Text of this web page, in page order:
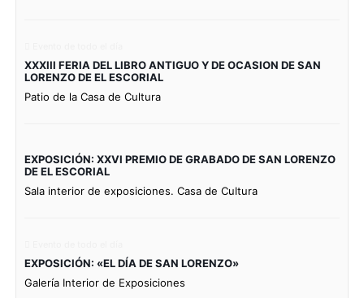
XXXIII FERIA DEL LIBRO ANTIGUO Y DE OCASION DE SAN
LORENZO DE EL ESCORIAL
Patio de la Casa de Cultura
EXPOSICIÓN: XXVI PREMIO DE GRABADO DE SAN LORENZO
DE EL ESCORIAL
Sala interior de exposiciones. Casa de Cultura
EXPOSICIÓN: «EL DÍA DE SAN LORENZO»
Galería Interior de Exposiciones